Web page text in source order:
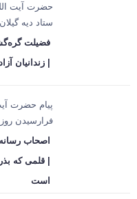
حضرت آیت
ستاد دیه
فضیلت
| زندانیان
پیام حضرت
فرارسیدن روز
اصحاب
| قلمی که
است